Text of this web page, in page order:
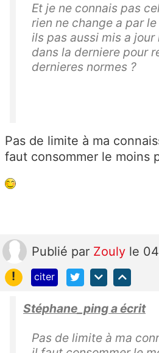
Et je ne connais pas
rien ne change a par
ils pas aussi mis a
dans la derniere pour
dernieres normes ?
Pas de limite à ma
faut consommer le moins
Publié par Zouly le
!
citer
Stéphane_ping a écrit
Pas de limite à ma